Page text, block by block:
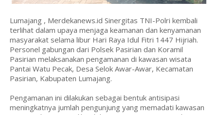
Lumajang , Merdekanews.id Sinergitas TNI-Polri kembali
terlihat dalam upaya menjaga keamanan dan kenyamanan
masyarakat selama libur Hari Raya Idul Fitri 1447 Hijriah.
Personel gabungan dari Polsek Pasirian dan Koramil
Pasirian melaksanakan pengamanan di kawasan wisata
Pantai Watu Pecak, Desa Selok Awar-Awar, Kecamatan
Pasirian, Kabupaten Lumajang.
Pengamanan ini dilakukan sebagai bentuk antisipasi
meningkatnya jumlah pengunjung yang memadati kawasan